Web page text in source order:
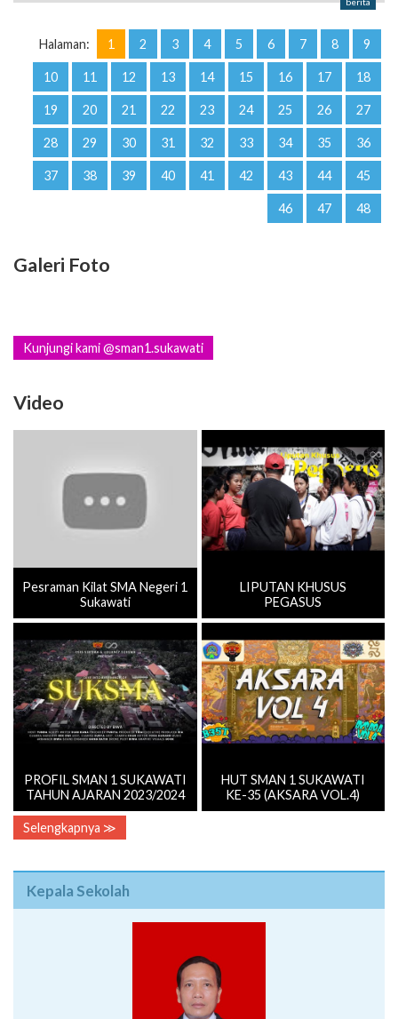
berita
Halaman: 1 2 3 4 5 6 7 8 9
10 11 12 13 14 15 16 17 18
19 20 21 22 23 24 25 26 27
28 29 30 31 32 33 34 35 36
37 38 39 40 41 42 43 44 45
46 47 48
Galeri Foto
Kunjungi kami @sman1.sukawati
Video
Pesraman Kilat SMA Negeri 1
Sukawati
LIPUTAN KHUSUS
PEGASUS
PROFIL SMAN 1 SUKAWATI
TAHUN AJARAN 2023/2024
HUT SMAN 1 SUKAWATI
KE-35 (AKSARA VOL.4)
Selengkapnya ≫
Kepala Sekolah